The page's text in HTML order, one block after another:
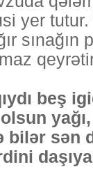
yer
beş
bilər sən